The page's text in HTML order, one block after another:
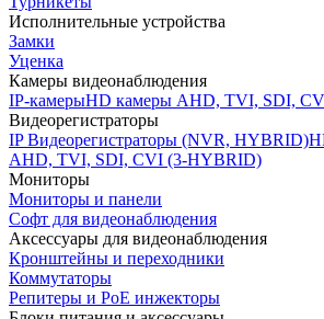
Исполнительные устройства
Замки
Уценка
Камеры видеонаблюдения
IP-камерыHD камеры AHD, TVI, SDI,
Видеорегистраторы
IP Видеорегистраторы (NVR, HYBRID)
AHD, TVI, SDI, CVI (3-HYBRID)
Мониторы
Мониторы и панели
Софт для видеонаблюдения
Аксессуары для видеонаблюдения
Кронштейны и переходники
Коммутаторы
Репитеры и PoE инжекторы